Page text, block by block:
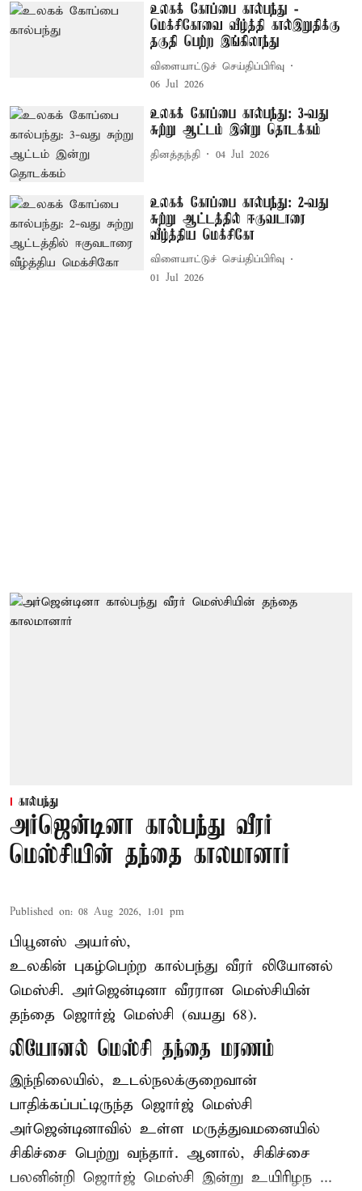
உலகக் கோப்பை கால்பந்து -
மெக்சிகோவை வீழ்த்தி கால்இறுதிக்கு
தகுதி பெற்ற இங்கிலாந்து
விளையாட்டுச் செய்திப்பிரிவு
06 Jul 2026
உலகக் கோப்பை கால்பந்து: 3-வது
சுற்று ஆட்டம் இன்று தொடக்கம்
தினத்தந்தி 04 Jul 2026
உலகக் கோப்பை கால்பந்து: 2-வது
சுற்று ஆட்டத்தில் ஈகுவடாரை
வீழ்த்திய மெக்சிகோ
விளையாட்டுச் செய்திப்பிரிவு
01 Jul 2026
கால்பந்து
அர்ஜென்டினா கால்பந்து வீரர்
மெஸ்சியின் தந்தை காலமானார்
Published on: 08 Aug 2026, 1:01 pm
பியூனஸ் அயர்ஸ்,
உலகின் புகழ்பெற்ற கால்பந்து வீரர் லியோனல்
மெஸ்சி. அர்ஜென்டினா வீரரான மெஸ்சியின்
தந்தை ஜொர்ஜ் மெஸ்சி (வயது 68).
லியோனல் மெஸ்சி தந்தை மரணம்
இந்நிலையில், உடல்நலக்குறைவான்
பாதிக்கப்பட்டிருந்த ஜொர்ஜ் மெஸ்சி
அர்ஜென்டினாவில் உள்ள மருத்துவமனையில்
சிகிச்சை பெற்று வந்தார். ஆனால், சிகிச்சை
பலனின்றி ஜொர்ஜ் மெஸ்சி இன்று உயிரிழந ...